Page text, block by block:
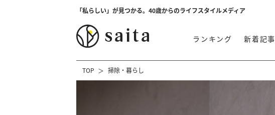
「私らしい」が見つかる。40歳からのライフスタイルメディア
ランキング 新着記事
TOP 掃除・暮らし